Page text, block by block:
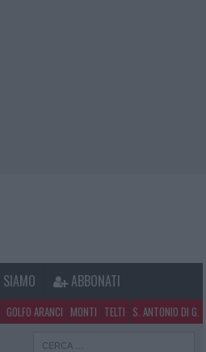
ABBONATI
GOLFO ARANCI MONTI TELTI S. ANTONIO DI G.